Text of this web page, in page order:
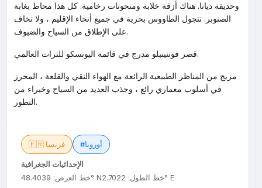
وحديقة ديانا. هناك أزقة خلابة ومنحوتات رخامية. كل هذا محاط بغابة
الصنوبر. تتجول الطاووس بحرية في جميع أنحاء الإقليم ، ولا تخاف
على الإطلاق من السياح والضيوف.
قصر فونتينبلو مدرج في قائمة اليونسكو للتراث العالمي.
مزيج من المناظر الطبيعية الرائعة مع الهواء النقي والقلعة ، المحرز
في أسلوب معماري رائع ، وجذب العديد من السياح وخبراء من
التطور.
🇫🇷 فرنسا #أوروبا
الإحداثيات الجغرافية
خط العرض: 48.4039° N
خط الطول: 2.7022° E